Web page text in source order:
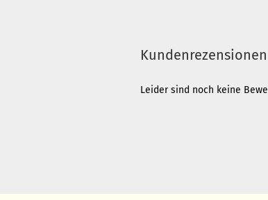
Kundenrezensionen
Leider sind noch keine